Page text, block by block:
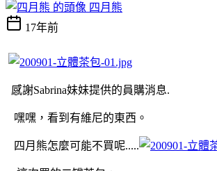
四月熊
17年前
感謝Sabrina妹妹提供的員購消息.
嘿嘿，看到有維尼的東西。
四月熊怎麼可能不買呢.....